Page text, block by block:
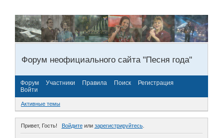
Форум неофициального сайта "Песня года"
Форум Участники Правила Поиск
Регистрация
Войти
Активные темы
Привет, Гость! Войдитеили зарегистрируйтесь.